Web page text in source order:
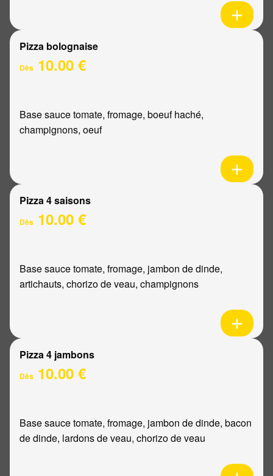
Pizza bolognaise
Dès 10.00 €
Base sauce tomate, fromage, boeuf haché,
champignons, oeuf
Pizza 4 saisons
Dès 10.00 €
Base sauce tomate, fromage, jambon de dinde,
artichauts, chorizo de veau, champignons
Pizza 4 jambons
Dès 10.00 €
Base sauce tomate, fromage, jambon de dinde, bacon
de dinde, lardons de veau, chorizo de veau